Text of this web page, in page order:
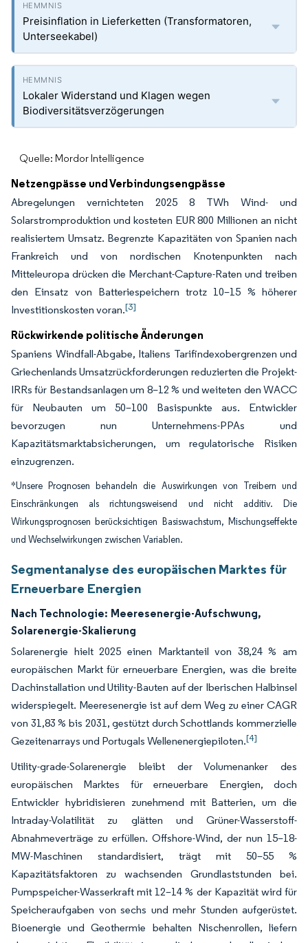
Preisinflation in Lieferketten (Transformatoren,
Unterseekabel)
Lokaler Widerstand und Klagen wegen
Biodiversitätsverzögerungen
Quelle: Mordor Intelligence
Netzengpässe und Verbindungsengpässe
Abregelungen vernichteten 2025 8 TWh Wind- und
Solarstromproduktion und kosteten EUR 800 Millionen an nicht
realisiertem Umsatz. Begrenzte Kapazitäten von Spanien nach
Frankreich und von nordischen Knotenpunkten nach
Mitteleuropa drücken die Merchant-Capture-Raten und treiben
den Einsatz von Batteriespeichern trotz 10–15 % höherer
Investitionskosten voran.[3]
Rückwirkende politische Änderungen
Spaniens Windfall-Abgabe, Italiens Tarifindexobergrenzen und
Griechenlands Umsatzrückforderungen reduzierten die Projekt-
IRRs für Bestandsanlagen um 8–12 % und weiteten den WACC
für Neubauten um 50–100 Basispunkte aus. Entwickler
bevorzugen nun Unternehmens-PPAs und
Kapazitätsmarktabsicherungen, um regulatorische Risiken
einzugrenzen.
*Unsere Prognosen behandeln die Auswirkungen von Treibern und
Einschränkungen als richtungsweisend und nicht additiv. Die
Wirkungsprognosen berücksichtigen Basiswachstum, Mischungseffekte
und Wechselwirkungen zwischen Variablen.
Segmentanalyse des europäischen Marktes für
Erneuerbare Energien
Nach Technologie: Meeresenergie-Aufschwung,
Solarenergie-Skalierung
Solarenergie hielt 2025 einen Marktanteil von 38,24 % am
europäischen Markt für erneuerbare Energien, was die breite
Dachinstallation und Utility-Bauten auf der Iberischen Halbinsel
widerspiegelt. Meeresenergie ist auf dem Weg zu einer CAGR
von 31,83 % bis 2031, gestützt durch Schottlands kommerzielle
Gezeitenarrays und Portugals Wellenenergiepiloten.[4]
Utility-grade-Solarenergie bleibt der Volumenanker des
europäischen Marktes für erneuerbare Energien, doch
Entwickler hybridisieren zunehmend mit Batterien, um die
Intraday-Volatilität zu glätten und Grüner-Wasserstoff-
Abnahmeverträge zu erfüllen. Offshore-Wind, der nun 15–18-
MW-Maschinen standardisiert, trägt mit 50–55 %
Kapazitätsfaktoren zu wachsenden Grundlaststunden bei.
Pumpspeicher-Wasserkraft mit 12–14 % der Kapazität wird für
Speicheraufgaben von sechs und mehr Stunden aufgerüstet.
Bioenergie und Geothermie behalten Nischenrollen, liefern